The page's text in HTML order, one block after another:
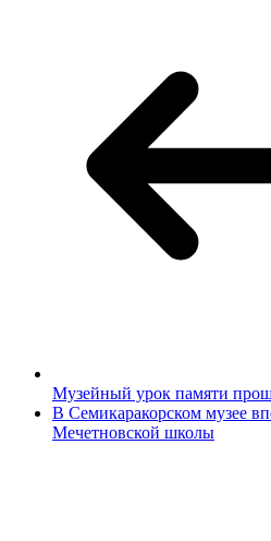
Музейный урок памяти
В Семикаракорском музее
Мечетновской школы